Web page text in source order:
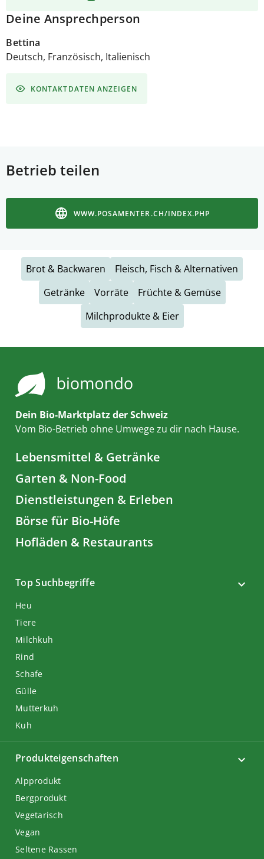
Deine Ansprechperson
Bettina
Deutsch, Französisch, Italienisch
KONTAKTDATEN ANZEIGEN
Betrieb teilen
WWW.POSAMENTER.CH/INDEX.PHP
Brot & Backwaren
Fleisch, Fisch & Alternativen
Getränke
Vorräte
Früchte & Gemüse
Milchprodukte & Eier
Dein Bio-Marktplatz der Schweiz
Vom Bio-Betrieb ohne Umwege zu dir nach Hause.
Lebensmittel & Getränke
Garten & Non-Food
Dienstleistungen & Erleben
Börse für Bio-Höfe
Hofläden & Restaurants
Top Suchbegriffe
Heu
Tiere
Milchkuh
Rind
Schafe
Gülle
Mutterkuh
Kuh
Produkteigenschaften
Alpprodukt
Bergprodukt
Vegetarisch
Vegan
Seltene Rassen